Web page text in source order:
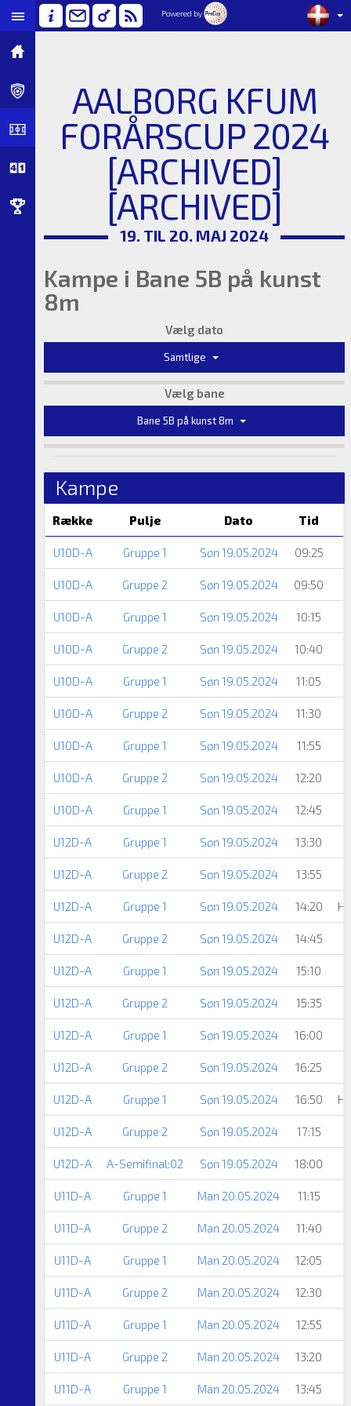
Powered by
AALBORG KFUM
FORÅRSCUP 2024
[ARCHIVED]
[ARCHIVED]
19. TIL 20. MAJ 2024
Kampe i Bane 5B på kunst
8m
Vælg dato
Samtlige
Vælg bane
Bane 5B på kunst 8m
Kampe
Række Pulje Dato Tid
U10D-A Gruppe 1 Søn 19.05.2024 09:25
U10D-A Gruppe 2 Søn 19.05.2024 09:50
U10D-A Gruppe 1 Søn 19.05.2024 10:15
U10D-A Gruppe 2 Søn 19.05.2024 10:40
U10D-A Gruppe 1 Søn 19.05.2024 11:05
U10D-A Gruppe 2 Søn 19.05.2024 11:30
U10D-A Gruppe 1 Søn 19.05.2024 11:55
U10D-A Gruppe 2 Søn 19.05.2024 12:20
U10D-A Gruppe 1 Søn 19.05.2024 12:45
U12D-A Gruppe 1 Søn 19.05.2024 13:30
U12D-A Gruppe 2 Søn 19.05.2024 13:55
U12D-A Gruppe 1 Søn 19.05.2024 14:20
U12D-A Gruppe 2 Søn 19.05.2024 14:45
U12D-A Gruppe 1 Søn 19.05.2024 15:10
U12D-A Gruppe 2 Søn 19.05.2024 15:35
U12D-A Gruppe 1 Søn 19.05.2024 16:00
U12D-A Gruppe 2 Søn 19.05.2024 16:25
U12D-A Gruppe 1 Søn 19.05.2024 16:50
U12D-A Gruppe 2 Søn 19.05.2024 17:15
U12D-A A-Semifinal:02 Søn 19.05.2024 18:00
U11D-A Gruppe 1 Man 20.05.2024 11:15
U11D-A Gruppe 2 Man 20.05.2024 11:40
U11D-A Gruppe 1 Man 20.05.2024 12:05
U11D-A Gruppe 2 Man 20.05.2024 12:30
U11D-A Gruppe 1 Man 20.05.2024 12:55
U11D-A Gruppe 2 Man 20.05.2024 13:20
U11D-A Gruppe 1 Man 20.05.2024 13:45